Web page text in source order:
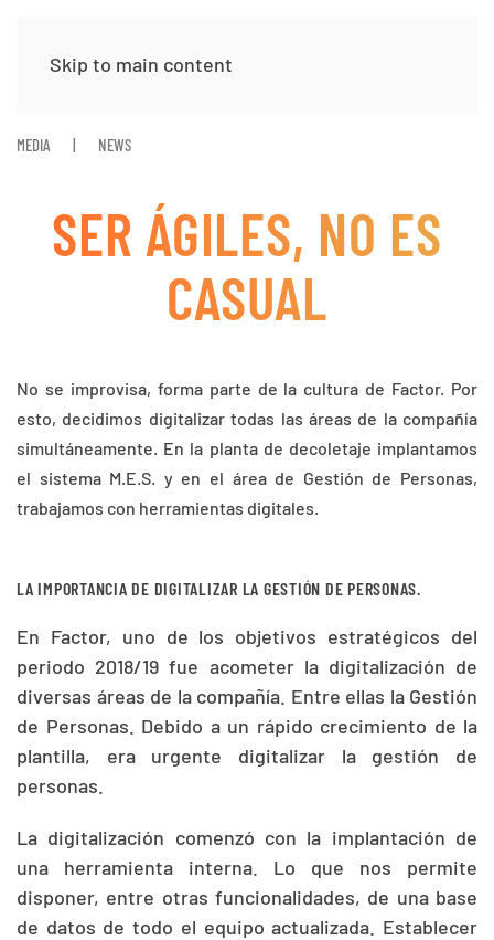
Skip to main content
MEDIA NEWS
SER ÁGILES, NO ES
CASUAL
No se improvisa, forma parte de la cultura de Factor. Por
esto, decidimos digitalizar todas las áreas de la compañía
simultáneamente. En la planta de decoletaje implantamos
el sistema M.E.S. y en el área de Gestión de Personas,
trabajamos con herramientas digitales.
LA IMPORTANCIA DE DIGITALIZAR LA GESTIÓN DE PERSONAS.
En Factor, uno de los objetivos estratégicos del
periodo 2018/19 fue acometer la digitalización de
diversas áreas de la compañía. Entre ellas la Gestión
de Personas. Debido a un rápido crecimiento de la
plantilla, era urgente digitalizar la gestión de
personas.
La digitalización comenzó con la implantación de
una herramienta interna. Lo que nos permite
disponer, entre otras funcionalidades, de una base
de datos de todo el equipo actualizada. Establecer